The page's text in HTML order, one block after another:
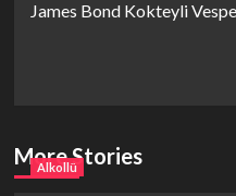
navigation
James Bond Kokteyli
More Stories
Alkollü